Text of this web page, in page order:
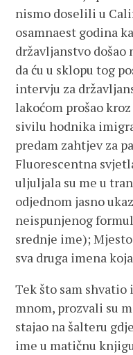
nismo doselili u
osamnaest godina
državljanstvo došao
da ću u sklopu tog
intervju za
lakoćom prošao
sivilu hodnika
predam zahtjev za
Fluorescentna
uljuljala su me u
odjednom jasno
neispunjenog
srednje ime);
sva druga imena
Tek što sam shvatio
mnom, prozvali su
stajao na šalteru
ime u matičnu